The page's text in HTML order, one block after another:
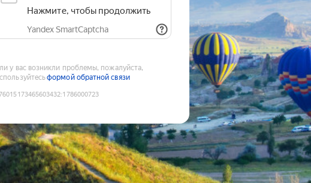
Нажмите, чтобы продолжить
Yandex SmartCaptcha
у вас возникли проблемы, пожалуйста,
формой обратной связи
:1786000723